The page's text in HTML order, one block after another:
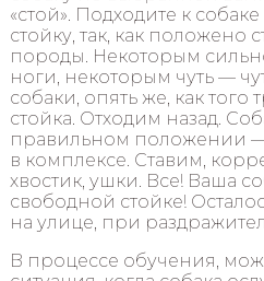
«стой». Подходите к
стойку, так, как положено
породы. Некоторым
ноги, некоторым чуть —
собаки, опять же, как того
стойка. Отходим назад.
правильном положении —
в комплексе. Ставим,
хвостик, ушки. Все! Ваша
свободной стойке!
на улице, при
В процессе обучения,